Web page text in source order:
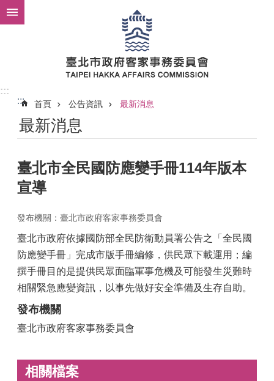
跳到主要內容區塊
:::
:::
首頁 公告資訊 最新消息
最新消息
臺北市全民國防應變手冊114年版本
宣導
發布機關：臺北市政府客家事務委員會
臺北市政府依據國防部全民防衛動員署公告之「全民國
防應變手冊」完成市版手冊編修，供民眾下載運用；編
撰手冊目的是提供民眾面臨軍事危機及可能發生災難時
相關緊急應變資訊，以事先做好安全準備及生存自助。
發布機關
臺北市政府客家事務委員會
相關檔案